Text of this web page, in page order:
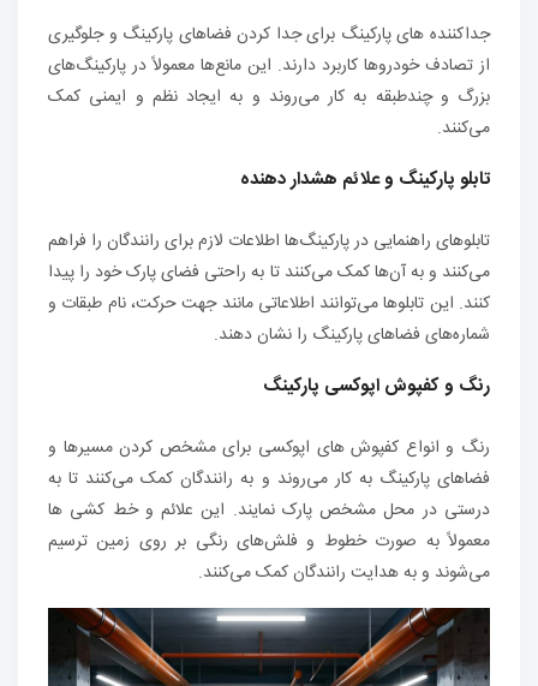
جداکننده های پارکینگ برای جدا کردن فضاهای پارکینگ و جلوگیری
از تصادف خودروها کاربرد دارند. این مانع‌ها معمولاً در پارکینگ‌های
بزرگ و چندطبقه به کار می‌روند و به ایجاد نظم و ایمنی کمک
می‌کنند.
تابلو پارکینگ و علائم هشدار دهنده
تابلوهای راهنمایی در پارکینگ‌ها اطلاعات لازم برای رانندگان را فراهم
می‌کنند و به آن‌ها کمک می‌کنند تا به راحتی فضای پارک خود را پیدا
کنند. این تابلوها می‌توانند اطلاعاتی مانند جهت حرکت، نام طبقات و
شماره‌های فضاهای پارکینگ را نشان دهند.
رنگ و کفپوش اپوکسی پارکینگ
رنگ و انواع کفپوش های اپوکسی برای مشخص کردن مسیرها و
فضاهای پارکینگ به کار می‌روند و به رانندگان کمک می‌کنند تا به
درستی در محل مشخص پارک نمایند. این علائم و خط کشی ها
معمولاً به صورت خطوط و فلش‌های رنگی بر روی زمین ترسیم
می‌شوند و به هدایت رانندگان کمک می‌کنند.